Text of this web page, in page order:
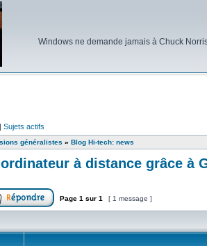
Windows ne demande jamais à Chuck
| Sujets actifs
généralistes » Blog Hi-tech: news
à distance grâce à
un nouveau sujetRépondre au sujet
Page 1 sur 1 [ 1 message ]